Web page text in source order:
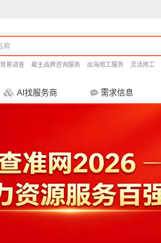
背景调查 雇主品牌咨询服务 出海用工服务 灵活用工
AI找服务商 需求信息